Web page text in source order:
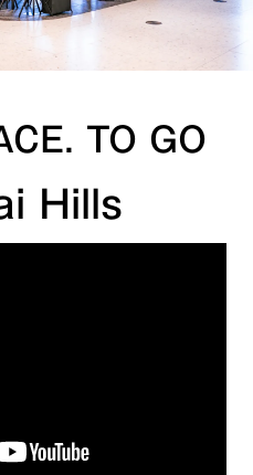
TO GO
Hills